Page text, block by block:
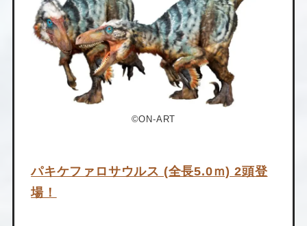
©ON-ART
パキケファロサウルス (全長5.0ｍ) 2頭登
場！